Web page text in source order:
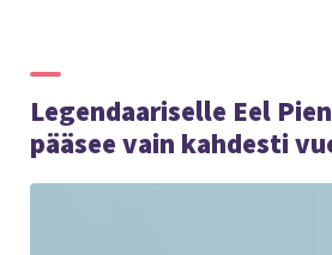
Legendaariselle Eel
pääsee vain kahdesti